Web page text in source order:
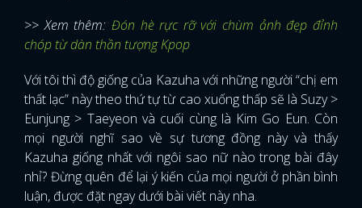
>> Xem thêm: Đón hè rực rỡ với chùm ảnh đẹp đỉnh
chóp từ dàn thần tượng Kpop
Với tôi thì độ giống của Kazuha với những người “chị em
thất lạc” này theo thứ tự từ cao xuống thấp sẽ là Suzy >
Eunjung > Taeyeon và cuối cùng là Kim Go Eun. Còn
mọi người nghĩ sao về sự tương đồng này và thấy
Kazuha giống nhất với ngôi sao nữ nào trong bài đây
nhỉ? Đừng quên để lại ý kiến của mọi người ở phần bình
luận, được đặt ngay dưới bài viết này nha.